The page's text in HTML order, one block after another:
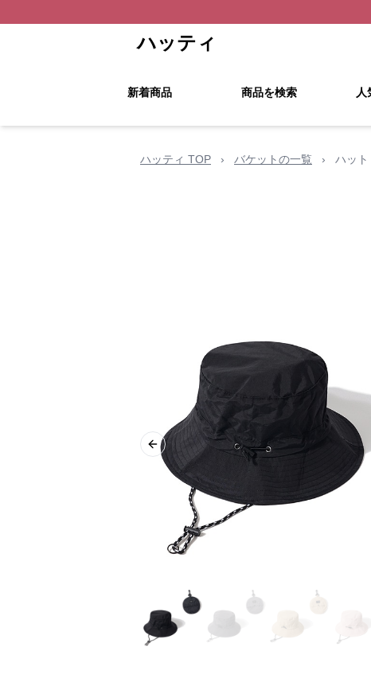
ハッティ
新着商品 商品を検索
ハッティ TOP › バケットの一覧 › ハット
Previous slide